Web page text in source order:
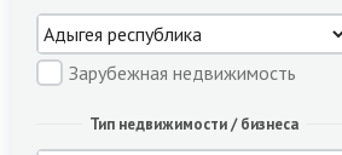
Зарубежная недвижимость
Тип недвижимости / бизнеса